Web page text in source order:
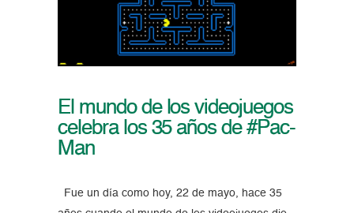
El mundo de los videojuegos
celebra los 35 años de #Pac-
Man
Fue un día como hoy, 22 de mayo, hace 35